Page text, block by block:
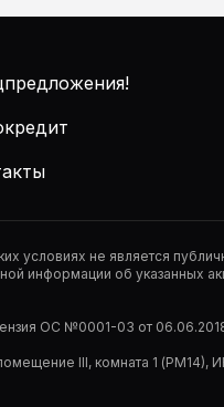
условиях не является
информации об указанных
ОС №0001-03 от
III, комната 1